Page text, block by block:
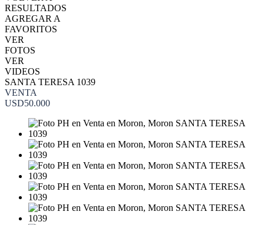
RESULTADOS
AGREGAR A
FAVORITOS
VER
FOTOS
VER
VIDEOS
SANTA TERESA 1039
VENTA
USD50.000